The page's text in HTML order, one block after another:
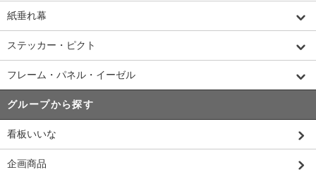
紙垂れ幕
ステッカー・ピクト
フレーム・パネル・イーゼル
グループから探す
看板いいな
企画商品